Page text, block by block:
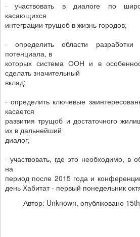
· участвовать в диалоге по
касающихся
интеграции трущоб в жизнь городов;
· определить области
потенциала, в
которых система ООН и в
сделать значительный
вклад;
· определить ключевые
касается
развития трущоб и достаточного
их в дальнейший
диалог;
· участвовать, где это необходимо, в
на
период после 2015 года и
день Хабитат - первый понедельник
Автор: Unknown, опубліковано